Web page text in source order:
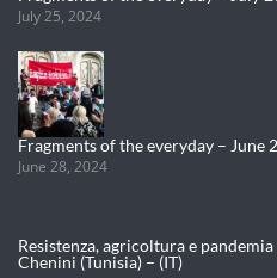
July 25, 2024
Fragments of the everyday – June
June 28, 2024
Resistenza, agricoltura e pandemia
Chenini (Tunisia) – (IT)